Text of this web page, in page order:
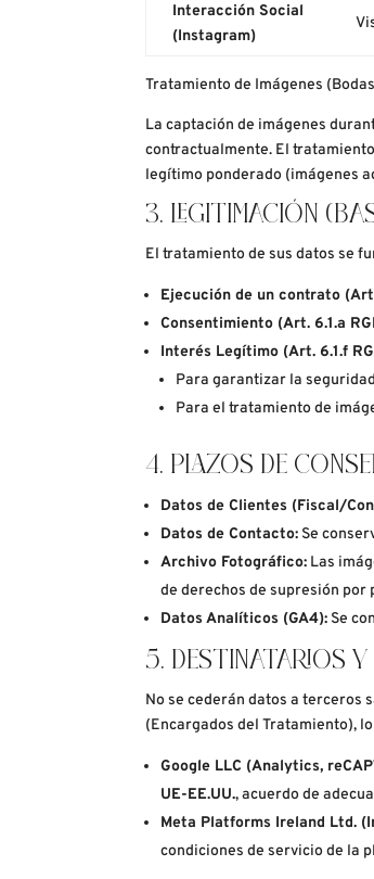
Interacción Social
(Instagram)
Tratamiento de Imágenes
La captación de imágenes
contractualmente. El
legítimo ponderado (imágenes
3. LEGITIMACIÓN
El tratamiento de sus datos se
Ejecución de un contrato
Consentimiento (Art. 6.1.a
Interés Legítimo (Art. 6.1.f
Para garantizar la
Para el tratamiento de
4. PLAZOS DE
Datos de Clientes (Fiscal/
Datos de Contacto: Se
Archivo Fotográfico: Las
de derechos de supresión
Datos Analíticos (GA4): Se
5. DESTINATARIOS Y
No se cederán datos a terceros
(Encargados del Tratamiento),
Google LLC (Analytics,
UE-EE.UU., acuerdo de
Meta Platforms Ireland Ltd.
condiciones de servicio de la